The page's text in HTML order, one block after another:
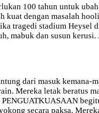
100 tahun untuk
dengan masalah
tragedi stadium Heysel
mabuk dan susun
dari masuk kemana-
Mereka letak beratus
secara paksa.